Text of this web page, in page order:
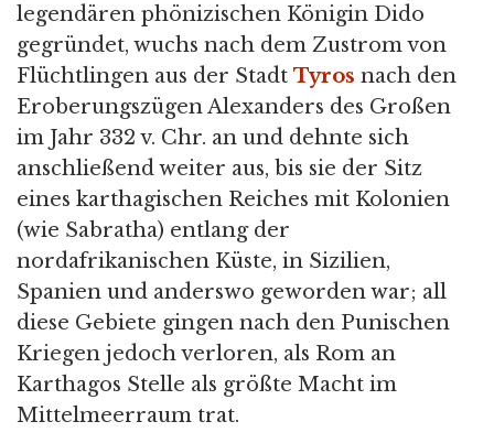
legendären phönizischen Königin Dido
gegründet, wuchs nach dem Zustrom von
Flüchtlingen aus der Stadt Tyros nach den
Eroberungszügen Alexanders des Großen
im Jahr 332 v. Chr. an und dehnte sich
anschließend weiter aus, bis sie der Sitz
eines karthagischen Reiches mit Kolonien
(wie Sabratha) entlang der
nordafrikanischen Küste, in Sizilien,
Spanien und anderswo geworden war; all
diese Gebiete gingen nach den Punischen
Kriegen jedoch verloren, als Rom an
Karthagos Stelle als größte Macht im
Mittelmeerraum trat.